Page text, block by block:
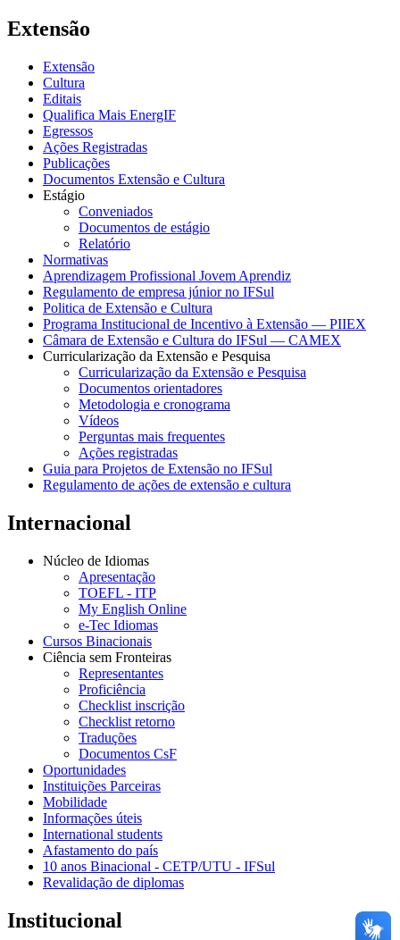
Extensão
Extensão
Cultura
Editais
Qualifica Mais EnergIF
Egressos
Ações Registradas
Publicações
Documentos Extensão e Cultura
Estágio
Conveniados
Documentos de estágio
Relatório
Normativas
Aprendizagem Profissional Jovem Aprendiz
Regulamento de empresa júnior no IFSul
Politica de Extensão e Cultura
Programa Institucional de Incentivo à Extensão — PIIEX
Câmara de Extensão e Cultura do IFSul — CAMEX
Curricularização da Extensão e Pesquisa
Curricularização da Extensão e Pesquisa
Documentos orientadores
Metodologia e cronograma
Vídeos
Perguntas mais frequentes
Ações registradas
Guia para Projetos de Extensão no IFSul
Regulamento de ações de extensão e cultura
Internacional
Núcleo de Idiomas
Apresentação
TOEFL - ITP
My English Online
e-Tec Idiomas
Cursos Binacionais
Ciência sem Fronteiras
Representantes
Proficiência
Checklist inscrição
Checklist retorno
Traduções
Documentos CsF
Oportunidades
Instituições Parceiras
Mobilidade
Informações úteis
International students
Afastamento do país
10 anos Binacional - CETP/UTU - IFSul
Revalidação de diplomas
Institucional